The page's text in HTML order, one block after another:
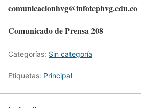
comunicacionhvg@infotephvg.edu.co
Comunicado de Prensa 208
Categorías: Sin categoría
Etiquetas: Principal